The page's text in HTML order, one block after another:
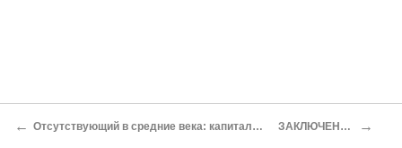
← Отсутствующий в средние века: капитализм ЗАКЛЮЧЕНИЕ →